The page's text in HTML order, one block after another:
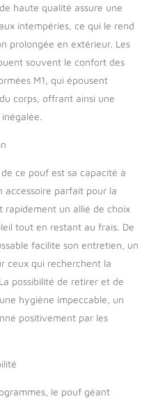
rapide et durable,
même en milieu
humide.
Produit conçu et
entreprise française :
Soutenez l'artisanat
local en achetant un
des normes de
qualité et de sécurité
strictes. Commande
Alpes françaises.
Fourni avec de Billes
de Polystyrène : Les
billes de polystyrène
utilisées pour le
remplissage de nos
propre usine. Ce
haute qualité assure une
intempéries, ce qui le rend
prolongée en extérieur. Les
souvent le confort des
M1, qui épousent
corps, offrant ainsi une
ce pouf est sa capacité à
parfait pour la
rapidement un allié de choix
tout en restant au frais. De
facilite son entretien, un
ceux qui recherchent la
possibilité de retirer et de
hygiène impeccable, un
positivement par les
le pouf géant